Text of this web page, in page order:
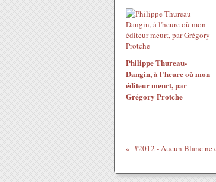
Philippe Thureau-
Dangin, à l'heure où mon
éditeur meurt, par
Grégory Protche